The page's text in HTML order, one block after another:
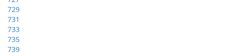
729
731
733
735
739